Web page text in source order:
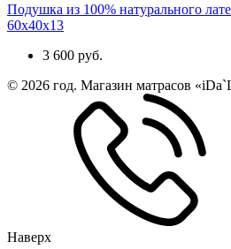
Подушка из 100% натурального
60x40x13
3 600 руб.
© 2026 год. Магазин матрасов
Наверх